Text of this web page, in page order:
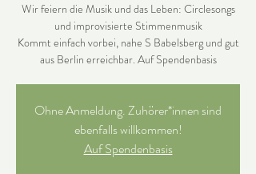
Wir feiern die Musik und das Leben: Circlesongs
und improvisierte Stimmenmusik
Kommt einfach vorbei, nahe S Babelsberg und gut
aus Berlin erreichbar. Auf Spendenbasis
Ohne Anmeldung. Zuhörer*innen sind
ebenfalls willkommen!
Auf Spendenbasis